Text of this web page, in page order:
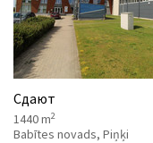
Сдают
1440 m2
Babītes novads, Piņķi